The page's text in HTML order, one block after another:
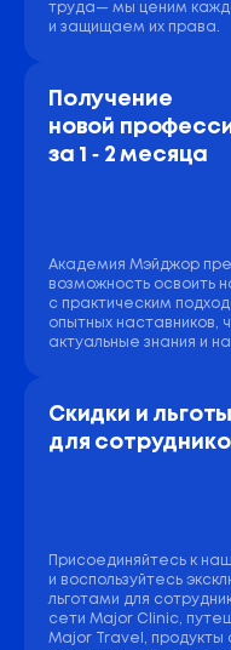
труда— мы ценим
и защищаем их права.
Получение
новой
за 1 ‑ 2 месяца
Академия Мэйджор
возможность освоить
с практическим
опытных наставников,
актуальные знания и
Скидки и льготы
для
Присоединяйтесь к
и воспользуйтесь
льготами для
сети Major Clinic,
Major Travel, продукты